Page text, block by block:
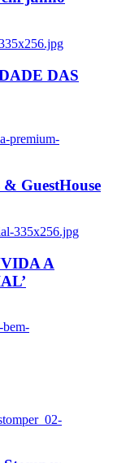
DAS
premium-
GuestHouse
335x256.jpg
A
bem-